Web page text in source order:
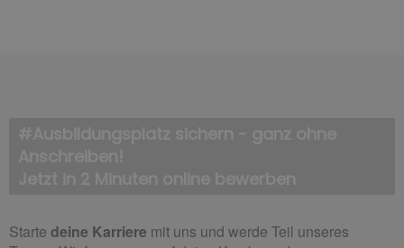
Starte deine Karriere mit uns und werde Teil unseres